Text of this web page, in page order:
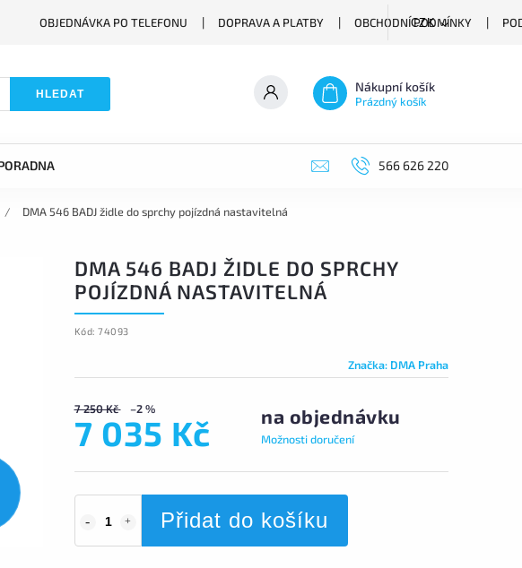
OBJEDNÁVKA PO TELEFONU DOPRAVA A PLATBY OBCHODNÍ PODMÍNKY
CZK
HLEDAT Nákupní košík
Prázdný košík
566 626 220
/ DMA 546 BADJ židle do sprchy pojízdná nastavitelná
DMA 546 BADJ ŽIDLE DO SPRCHY
POJÍZDNÁ NASTAVITELNÁ
Kód: 74093
Značka: DMA Praha
7 250 Kč –2 %
7 035 Kč na objednávku
Možnosti doručení
Přidat do košíku